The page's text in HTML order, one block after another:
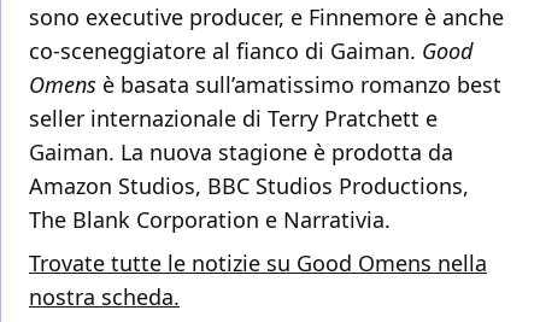
sono executive producer, e Finnemore è anche
co-sceneggiatore al fianco di Gaiman. Good
Omens è basata sull’amatissimo romanzo best
seller internazionale di Terry Pratchett e
Gaiman. La nuova stagione è prodotta da
Amazon Studios, BBC Studios Productions,
The Blank Corporation e Narrativia.
Trovate tutte le notizie su Good Omens nella
nostra scheda.